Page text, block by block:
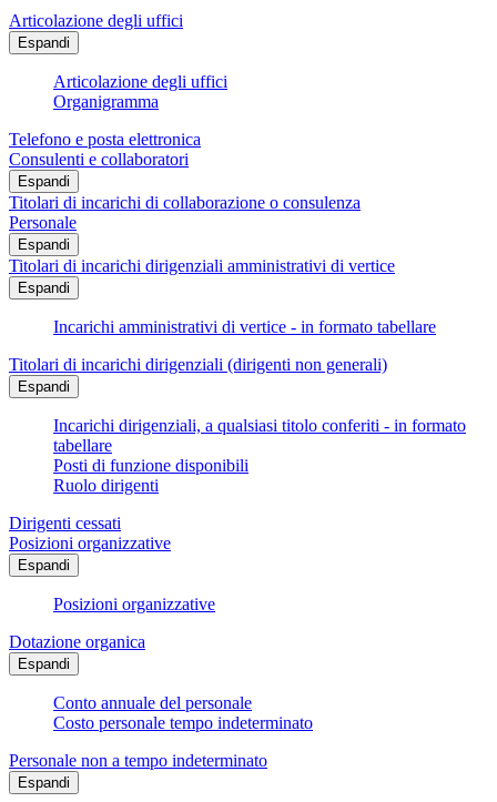
Articolazione degli uffici
Espandi
Articolazione degli uffici
Organigramma
Telefono e posta elettronica
Consulenti e collaboratori
Espandi
Titolari di incarichi di collaborazione o consulenza
Personale
Espandi
Titolari di incarichi dirigenziali amministrativi di vertice
Espandi
Incarichi amministrativi di vertice - in formato tabellare
Titolari di incarichi dirigenziali (dirigenti non generali)
Espandi
Incarichi dirigenziali, a qualsiasi titolo conferiti - in formato
tabellare
Posti di funzione disponibili
Ruolo dirigenti
Dirigenti cessati
Posizioni organizzative
Espandi
Posizioni organizzative
Dotazione organica
Espandi
Conto annuale del personale
Costo personale tempo indeterminato
Personale non a tempo indeterminato
Espandi